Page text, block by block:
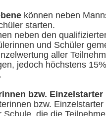
können neben
starten.
neben den
und Schüler
aller
jedoch höchstens
bzw. Einzelstarter
bzw.
die die